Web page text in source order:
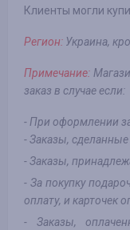
Клиенты могли
Регион: Украина,
Примечание:
заказ в случае если:
- При оформлении
- Заказы,
- Заказы,
- За покупку
оплату, и карточек
- Заказы,